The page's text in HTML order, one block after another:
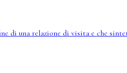
di una relazione di visita e che